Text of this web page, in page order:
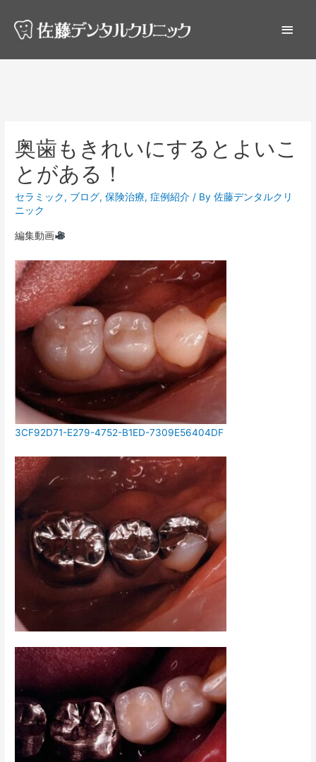
奥歯もきれいにするとよいこ
とがある！
セラミック, ブログ,保険治療,症例紹介 / By佐藤デンタルクリ
ニック
編集動画
3CF92D71-E279-4752-B1ED-7309E56404DF